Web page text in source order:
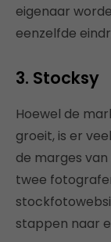
eigenaar
eenzelfde
3. Stocksy
Hoewel de
groeit, is er
de marges
twee
stappen naar